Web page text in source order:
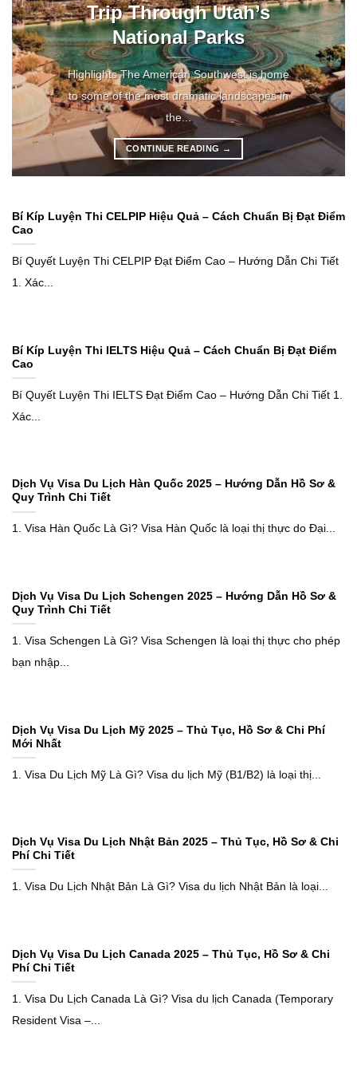
Trip Through Utah’s
National Parks
Highlights The American Southwest is home
to some of the most dramatic landscapes in
the...
CONTINUE READING →
Bí Kíp Luyện Thi CELPIP Hiệu Quả – Cách Chuẩn Bị Đạt Điểm
Cao
Bí Quyết Luyện Thi CELPIP Đạt Điểm Cao – Hướng Dẫn Chi Tiết
1. Xác...
Bí Kíp Luyện Thi IELTS Hiệu Quả – Cách Chuẩn Bị Đạt Điểm
Cao
Bí Quyết Luyện Thi IELTS Đạt Điểm Cao – Hướng Dẫn Chi Tiết 1.
Xác...
Dịch Vụ Visa Du Lịch Hàn Quốc 2025 – Hướng Dẫn Hồ Sơ &
Quy Trình Chi Tiết
1. Visa Hàn Quốc Là Gì? Visa Hàn Quốc là loại thị thực do Đại...
Dịch Vụ Visa Du Lịch Schengen 2025 – Hướng Dẫn Hồ Sơ &
Quy Trình Chi Tiết
1. Visa Schengen Là Gì? Visa Schengen là loại thị thực cho phép
bạn nhập...
Dịch Vụ Visa Du Lịch Mỹ 2025 – Thủ Tục, Hồ Sơ & Chi Phí
Mới Nhất
1. Visa Du Lịch Mỹ Là Gì? Visa du lịch Mỹ (B1/B2) là loại thị...
Dịch Vụ Visa Du Lịch Nhật Bản 2025 – Thủ Tục, Hồ Sơ & Chi
Phí Chi Tiết
1. Visa Du Lịch Nhật Bản Là Gì? Visa du lịch Nhật Bản là loại...
Dịch Vụ Visa Du Lịch Canada 2025 – Thủ Tục, Hồ Sơ & Chi
Phí Chi Tiết
1. Visa Du Lịch Canada Là Gì? Visa du lịch Canada (Temporary
Resident Visa –...